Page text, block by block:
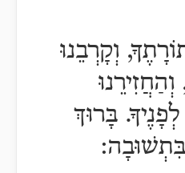
וְקָרְבֵנוּ
בָּרוּךְ